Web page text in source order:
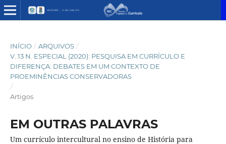
INÍCIO / ARQUIVOS /
V. 13 N. ESPECIAL (2020): PESQUISA EM CURRÍCULO E
DIFERENÇA: DEBATES EM UM CONTEXTO DE
PROEMINÊNCIAS CONSERVADORAS
/
Artigos
EM OUTRAS PALAVRAS
Um currículo intercultural no ensino de História para